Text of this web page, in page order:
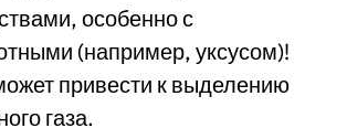
особенно с
(например, уксусом)!
привести к выделению
газа.